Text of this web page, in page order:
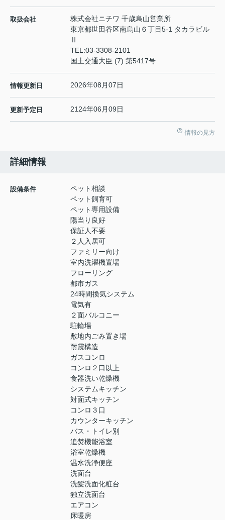
取扱会社
株式会社ニチワ 千歳烏山営業所
東京都世田谷区南烏山６丁目5-1 タカラビル
Ⅱ
TEL:03-3308-2101
国土交通大臣 (7) 第5417号
情報更新日 2026年08月07日
更新予定日 2124年06月09日
情報の見方
詳細情報
設備条件
ペット相談
ペット飼育可
ペット専用設備
陽当り良好
保証人不要
２人入居可
ファミリー向け
室内洗濯機置場
フローリング
都市ガス
24時間換気システム
電気有
２面バルコニー
駐輪場
敷地内ごみ置き場
耐震構造
ガスコンロ
コンロ２口以上
食器洗い乾燥機
システムキッチン
対面式キッチン
コンロ３口
カウンターキッチン
バス・トイレ別
追焚機能浴室
浴室乾燥機
温水洗浄便座
洗面台
洗髪洗面化粧台
独立洗面台
エアコン
床暖房